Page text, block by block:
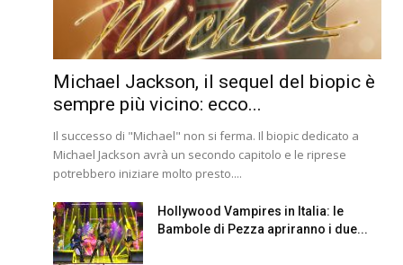
Michael Jackson, il sequel del biopic è
sempre più vicino: ecco...
Il successo di "Michael" non si ferma. Il biopic dedicato a
Michael Jackson avrà un secondo capitolo e le riprese
potrebbero iniziare molto presto....
Hollywood Vampires in Italia: le
Bambole di Pezza apriranno i due...